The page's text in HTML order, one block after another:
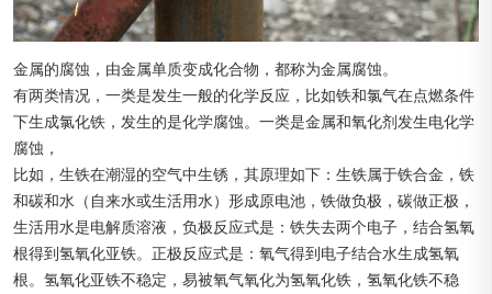
金属的腐蚀，由金属单质变成化合物，都称为金属腐蚀。
有两类情况，一类是发生一般的化学反应，比如铁和氯气在点燃条件
下生成氯化铁，发生的是化学腐蚀。一类是金属和氧化剂发生电化学
腐蚀，
比如，生铁在潮湿的空气中生锈，其原理如下：生铁属于铁合金，铁
和碳和水（自来水或生活用水）形成原电池，铁做负极，碳做正极，
生活用水是电解质溶液，负极反应式是：铁失去两个电子，结合氢氧
根得到氢氧化亚铁。正极反应式是：氧气得到电子结合水生成氢氧
根。氢氧化亚铁不稳定，易被氧气氧化为氢氧化铁，氢氧化铁不稳